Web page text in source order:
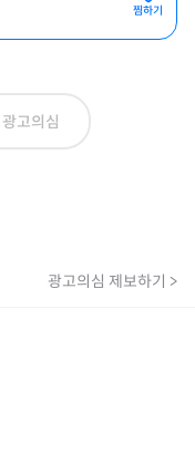
찜하기
광고의심
광고의심 제보하기 >